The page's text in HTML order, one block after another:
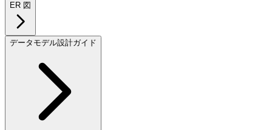
ER 図
データモデル設計ガイド